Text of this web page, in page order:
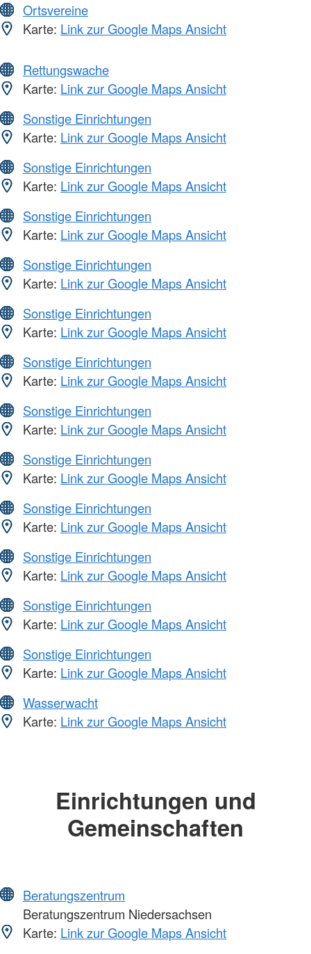
Ortsvereine
Karte: Link zur Google Maps Ansicht
Rettungswache
Karte: Link zur Google Maps Ansicht
Sonstige Einrichtungen
Karte: Link zur Google Maps Ansicht
Sonstige Einrichtungen
Karte: Link zur Google Maps Ansicht
Sonstige Einrichtungen
Karte: Link zur Google Maps Ansicht
Sonstige Einrichtungen
Karte: Link zur Google Maps Ansicht
Sonstige Einrichtungen
Karte: Link zur Google Maps Ansicht
Sonstige Einrichtungen
Karte: Link zur Google Maps Ansicht
Sonstige Einrichtungen
Karte: Link zur Google Maps Ansicht
Sonstige Einrichtungen
Karte: Link zur Google Maps Ansicht
Sonstige Einrichtungen
Karte: Link zur Google Maps Ansicht
Sonstige Einrichtungen
Karte: Link zur Google Maps Ansicht
Sonstige Einrichtungen
Karte: Link zur Google Maps Ansicht
Sonstige Einrichtungen
Karte: Link zur Google Maps Ansicht
Wasserwacht
Karte: Link zur Google Maps Ansicht
Einrichtungen und
Gemeinschaften
Beratungszentrum
Beratungszentrum Niedersachsen
Karte: Link zur Google Maps Ansicht